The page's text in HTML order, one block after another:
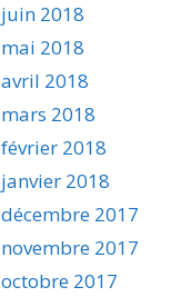
juin 2018
mai 2018
avril 2018
mars 2018
février 2018
janvier 2018
décembre 2017
novembre 2017
octobre 2017